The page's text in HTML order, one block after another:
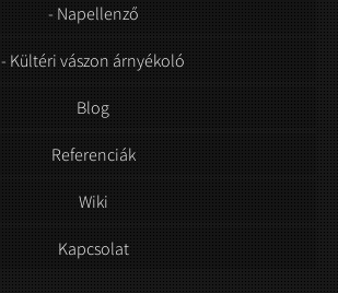
- Napellenző
- Kültéri vászon árnyékoló
Blog
Referenciák
Wiki
Kapcsolat